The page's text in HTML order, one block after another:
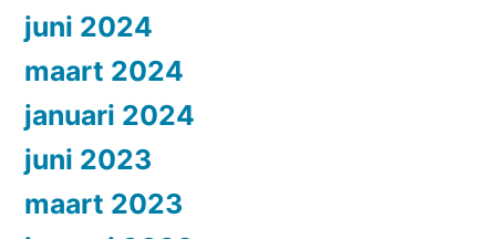
juni 2024
maart 2024
januari 2024
juni 2023
maart 2023